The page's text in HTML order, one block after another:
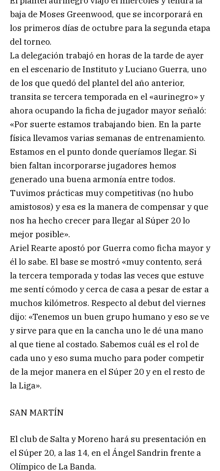
baja de Moses Greenwood, que se incorporará en
los primeros días de octubre para la segunda etapa
del torneo.
La delegación trabajó en horas de la tarde de ayer
en el escenario de Instituto y Luciano Guerra, uno
de los que quedó del plantel del año anterior,
transita se tercera temporada en el «aurinegro» y
ahora ocupando la ficha de jugador mayor señaló:
«Por suerte estamos trabajando bien. En la parte
física llevamos varias semanas de entrenamiento.
Estamos en el punto donde queríamos llegar. Si
bien faltan incorporarse jugadores hemos
generado una buena armonía entre todos.
Tuvimos prácticas muy competitivas (no hubo
amistosos) y esa es la manera de compensar y que
nos ha hecho crecer para llegar al Súper 20 lo
mejor posible».
Ariel Rearte apostó por Guerra como ficha mayor y
él lo sabe. El base se mostró «muy contento, será
la tercera temporada y todas las veces que estuve
me sentí cómodo y cerca de casa a pesar de estar a
muchos kilómetros. Respecto al debut del viernes
dijo: «Tenemos un buen grupo humano y eso se ve
y sirve para que en la cancha uno le dé una mano
al que tiene al costado. Sabemos cuál es el rol de
cada uno y eso suma mucho para poder competir
de la mejor manera en el Súper 20 y en el resto de
la Liga».
SAN MARTÍN
El club de Salta y Moreno hará su presentación en
el Súper 20, a las 14, en el Ángel Sandrin frente a
Olímpico de La Banda.